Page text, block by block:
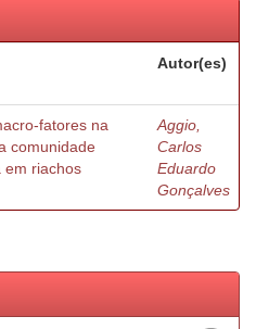
Autor(es)
fatores na
comunidade
em riachos
Aggio,
Carlos
Eduardo
Gonçalves